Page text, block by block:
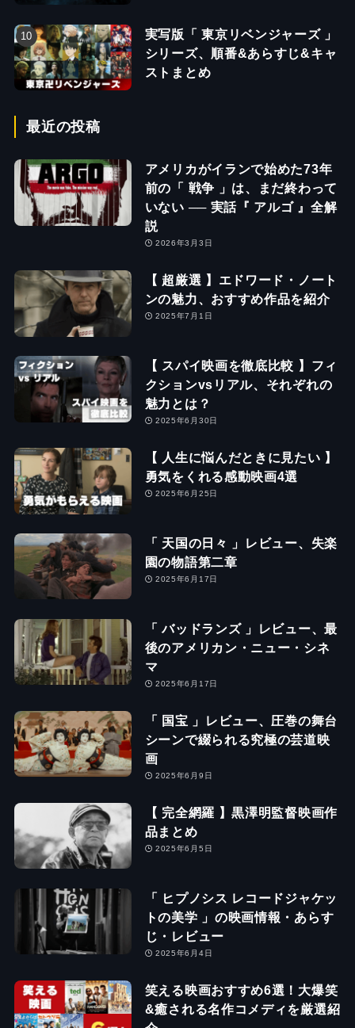
実写版「 東京リベンジャーズ 」
シリーズ、順番&あらすじ&キャ
ストまとめ
最近の投稿
アメリカがイランで始めた73年
前の「 戦争 」は、まだ終わって
いない ── 実話『 アルゴ 』全解
説
2026年3月3日
【 超厳選 】エドワード・ノート
ンの魅力、おすすめ作品を紹介
2025年7月1日
【 スパイ映画を徹底比較 】フィ
クションvsリアル、それぞれの
魅力とは？
2025年6月30日
【 人生に悩んだときに見たい 】
勇気をくれる感動映画4選
2025年6月25日
「 天国の日々 」レビュー、失楽
園の物語第二章
2025年6月17日
「 バッドランズ 」レビュー、最
後のアメリカン・ニュー・シネ
マ
2025年6月17日
「 国宝 」レビュー、圧巻の舞台
シーンで綴られる究極の芸道映
画
2025年6月9日
【 完全網羅 】黒澤明監督映画作
品まとめ
2025年6月5日
「 ヒプノシス レコードジャケッ
トの美学 」の映画情報・あらす
じ・レビュー
2025年6月4日
笑える映画おすすめ6選！大爆笑
&癒される名作コメディを厳選紹